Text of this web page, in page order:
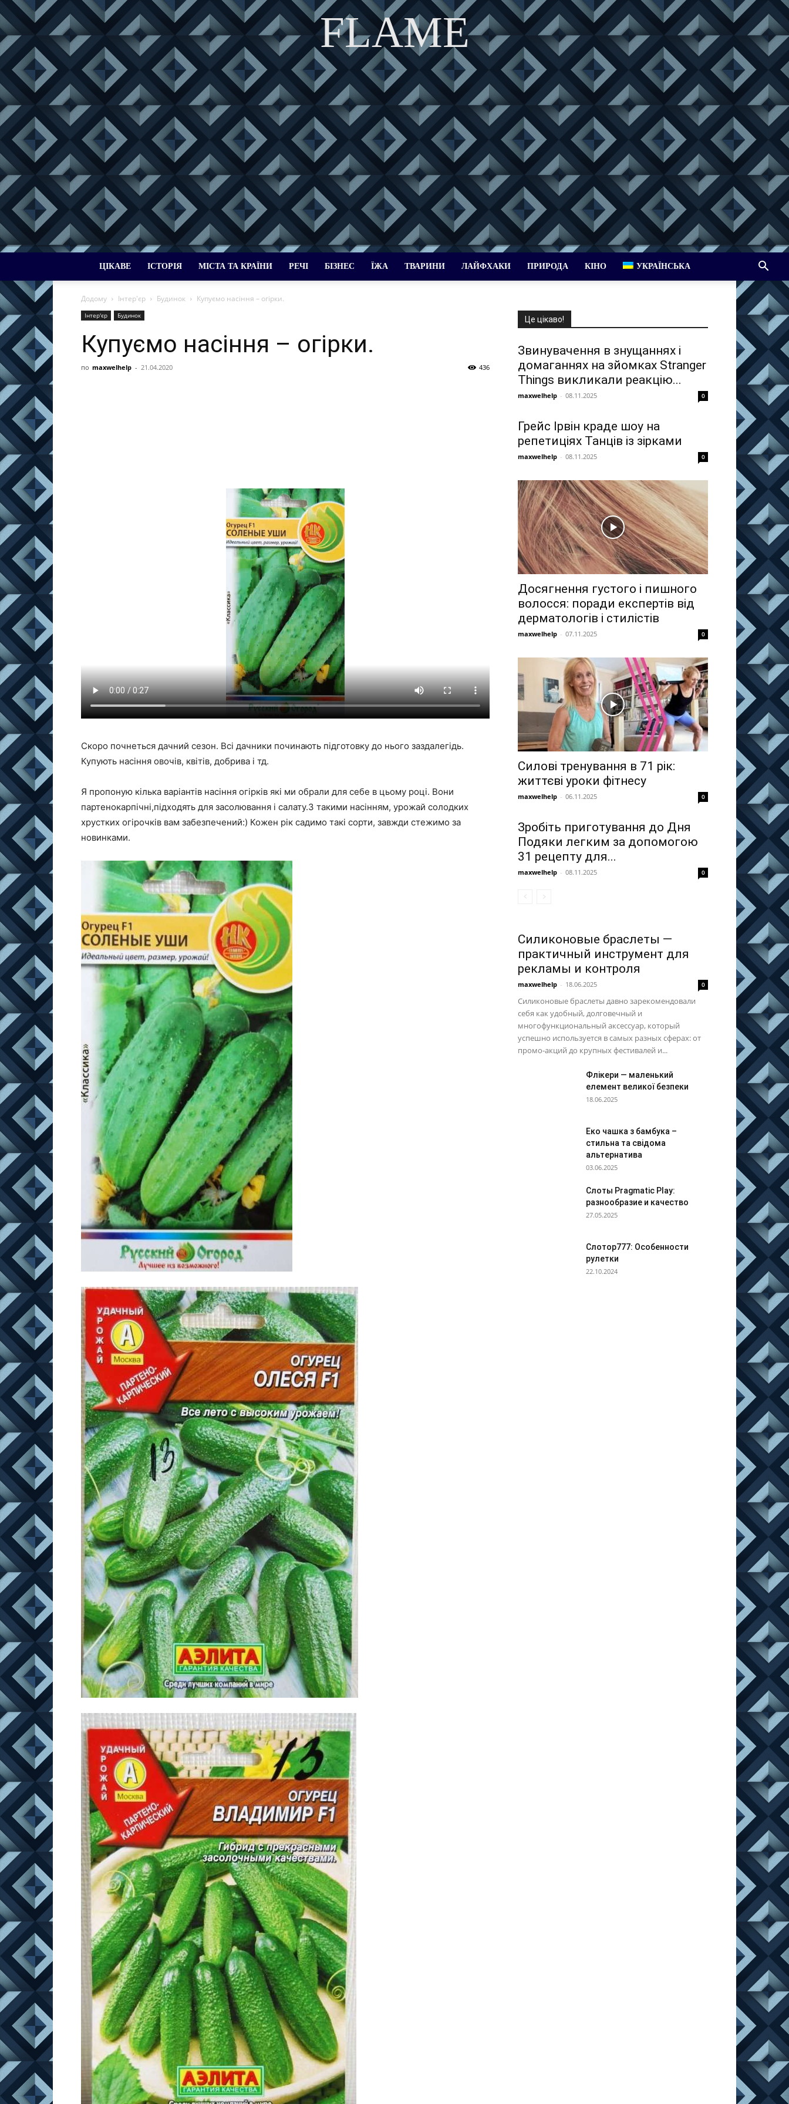
FLAME
DISCOVER THE ART OF PUBLISHING
ЦІКАВЕ ІСТОРІЯ МІСТА ТА КРАЇНИ РЕЧІ БІЗНЕС ЇЖА ТВАРИНИ ЛАЙФХАКИ ПРИРОДА КІНО УКРАЇНСЬКА
Додому Інтер'єр Будинок Купуємо насіння – огірки.
Інтер'єр Будинок
Купуємо насіння – огірки.
по maxwelhelp - 21.04.2020 436
Скоро почнеться дачний сезон. Всі дачники починають підготовку до нього заздалегідь.
Купують насіння овочів, квітів, добрива і тд.
Я пропоную кілька варіантів насіння огірків які ми обрали для себе в цьому році. Вони
партенокарпічні,підходять для засолювання і салату.З такими насінням, урожай солодких
хрустких огірочків вам забезпечений:) Кожен рік садимо такі сорти, завжди стежимо за
новинками.
Це цікаво!
Звинувачення в знущаннях і
домаганнях на зйомках Stranger
Things викликали реакцію...
maxwelhelp - 08.11.2025 0
Грейс Ірвін краде шоу на
репетиціях Танців із зірками
maxwelhelp - 08.11.2025 0
Досягнення густого і пишного
волосся: поради експертів від
дерматологів і стилістів
maxwelhelp - 07.11.2025 0
Силові тренування в 71 рік:
життєві уроки фітнесу
maxwelhelp - 06.11.2025 0
Зробіть приготування до Дня
Подяки легким за допомогою
31 рецепту для...
maxwelhelp - 08.11.2025 0
Силиконовые браслеты —
практичный инструмент для
рекламы и контроля
maxwelhelp - 18.06.2025 0
Силиконовые браслеты давно зарекомендовали
себя как удобный, долговечный и
многофункциональный аксессуар, который
успешно используется в самых разных сферах: от
промо-акций до крупных фестивалей и...
Флікери — маленький
елемент великої безпеки
18.06.2025
Еко чашка з бамбука –
стильна та свідома
альтернатива
03.06.2025
Слоты Pragmatic Play:
разнообразие и качество
27.05.2025
Слотор777: Особенности
рулетки
22.10.2024